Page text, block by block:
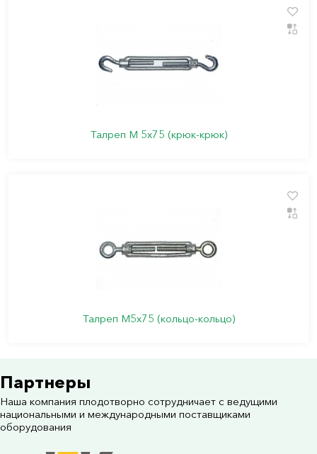
Талреп М 5х75 (крюк-крюк)
Талреп М5х75 (кольцо-кольцо)
Партнеры
Наша компания плодотворно сотрудничает с ведущими
национальными и международными поставщиками
оборудования